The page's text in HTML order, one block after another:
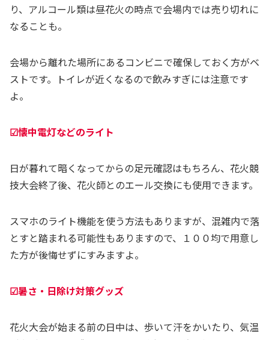
り、アルコール類は昼花火の時点で会場内では売り切れに
なることも。
会場から離れた場所にあるコンビニで確保しておく方がベ
ストです。トイレが近くなるので飲みすぎには注意です
よ。
☑懐中電灯などのライト
日が暮れて暗くなってからの足元確認はもちろん、花火競
技大会終了後、花火師とのエール交換にも使用できます。
スマホのライト機能を使う方法もありますが、混雑内で落
とすと踏まれる可能性もありますので、１００均で用意し
た方が後悔せずにすみますよ。
☑暑さ・日除け対策グッズ
花火大会が始まる前の日中は、歩いて汗をかいたり、気温